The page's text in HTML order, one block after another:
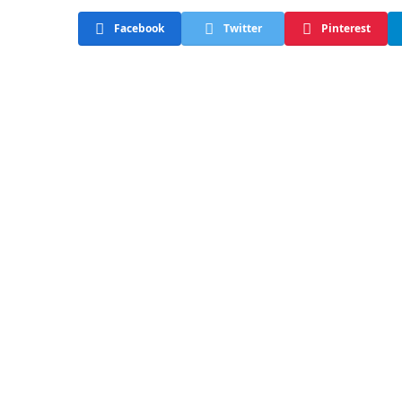
Facebook Twitter Pinterest